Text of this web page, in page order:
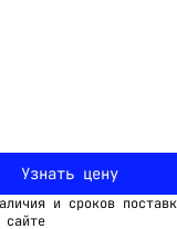
Узнать цену
и сроков
сайте